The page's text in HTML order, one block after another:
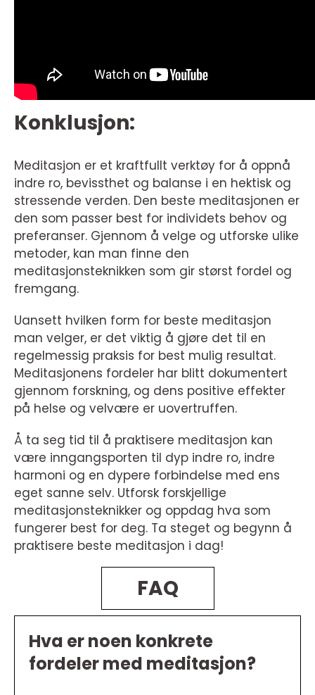
Konklusjon:
Meditasjon er et kraftfullt verktøy for å oppnå
indre ro, bevissthet og balanse i en hektisk og
stressende verden. Den beste meditasjonen er
den som passer best for individets behov og
preferanser. Gjennom å velge og utforske ulike
metoder, kan man finne den
meditasjonsteknikken som gir størst fordel og
fremgang.
Uansett hvilken form for beste meditasjon
man velger, er det viktig å gjøre det til en
regelmessig praksis for best mulig resultat.
Meditasjonens fordeler har blitt dokumentert
gjennom forskning, og dens positive effekter
på helse og velvære er uovertruffen.
Å ta seg tid til å praktisere meditasjon kan
være inngangsporten til dyp indre ro, indre
harmoni og en dypere forbindelse med ens
eget sanne selv. Utforsk forskjellige
meditasjonsteknikker og oppdag hva som
fungerer best for deg. Ta steget og begynn å
praktisere beste meditasjon i dag!
FAQ
Hva er noen konkrete
fordeler med meditasjon?